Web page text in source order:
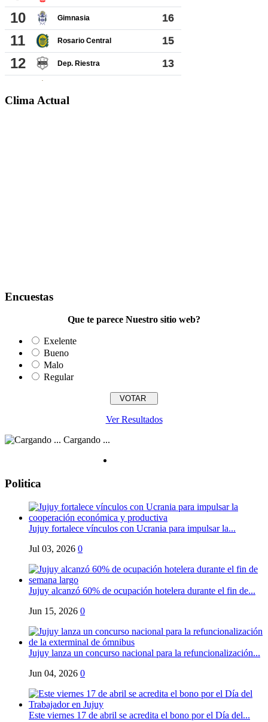
Clima Actual
Encuestas
Que te parece Nuestro sitio web?
Exelente
Bueno
Malo
Regular
Ver Resultados
Cargando ...
Politica
Jujuy fortalece vínculos con Ucrania para impulsar la...
Jul 03, 2026 0
Jujuy alcanzó 60% de ocupación hotelera durante el fin de...
Jun 15, 2026 0
Jujuy lanza un concurso nacional para la refuncionalización...
Jun 04, 2026 0
Este viernes 17 de abril se acredita el bono por el Día del...